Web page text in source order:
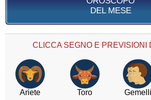
DEL MESE
CLICCA SEGNO E PREVISIONI
Ariete Toro Gemelli